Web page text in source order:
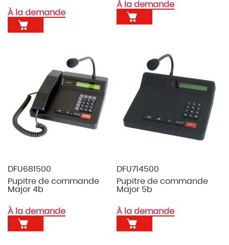
À la demande
À la demande
DFU681500
Pupitre de commande
Major 4b
À la demande
DFU714500
Pupitre de commande
Major 5b
À la demande